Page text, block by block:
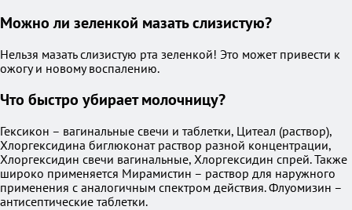
Можно ли зеленкой мазать слизистую?
Нельзя мазать слизистую рта зеленкой! Это может привести к
ожогу и новому воспалению.
Что быстро убирает молочницу?
Гексикон – вагинальные свечи и таблетки, Цитеал (раствор),
Хлоргексидина биглюконат раствор разной концентрации,
Хлоргексидин свечи вагинальные, Хлоргексидин спрей. Также
широко применяется Мирамистин – раствор для наружного
применения с аналогичным спектром действия. Флуомизин –
антисептические таблетки.